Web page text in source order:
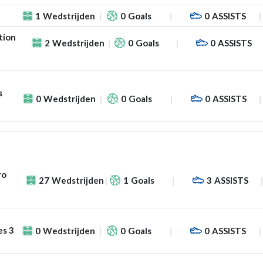
1 Wedstrijden 0 Goals 0 ASSISTS
2 Wedstrijden 0 Goals 0 ASSISTS
0 Wedstrijden 0 Goals 0 ASSISTS
27 Wedstrijden 1 Goals 3 ASSISTS
3 0 Wedstrijden 0 Goals 0 ASSISTS